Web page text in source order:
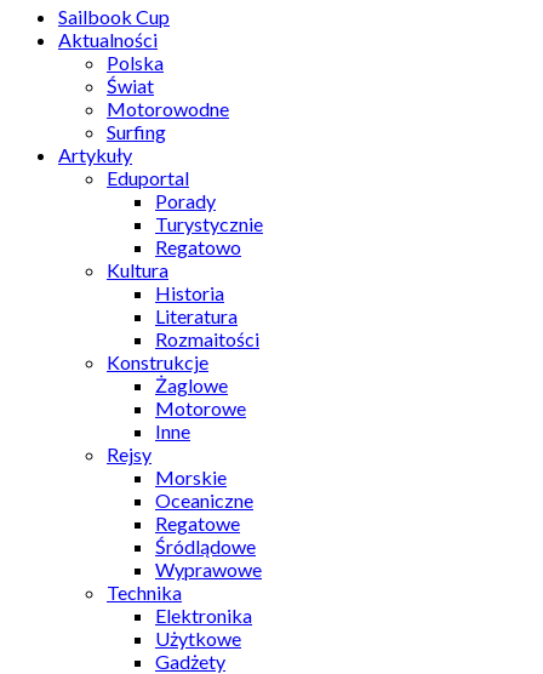
Sailbook Cup
Aktualności
Polska
Świat
Motorowodne
Surfing
Artykuły
Eduportal
Porady
Turystycznie
Regatowo
Kultura
Historia
Literatura
Rozmaitości
Konstrukcje
Żaglowe
Motorowe
Inne
Rejsy
Morskie
Oceaniczne
Regatowe
Śródlądowe
Wyprawowe
Technika
Elektronika
Użytkowe
Gadżety